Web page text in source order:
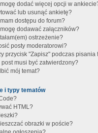
dodać więcej opcji w
lub usunąć ankietę?
dostępu do forum?
dodawać załączników?
ostrzeżenie?
posty moderatorowi?
przycisk "Zapisz" podczas pisania
post musi być zatwierdzony?
mój temat?
i typy tematów
HTML?
obrazki w poście?